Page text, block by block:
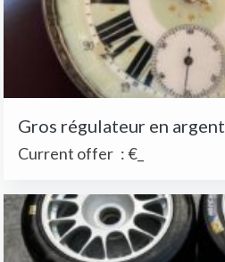
Gros régulateur en argent
Current offer :€_